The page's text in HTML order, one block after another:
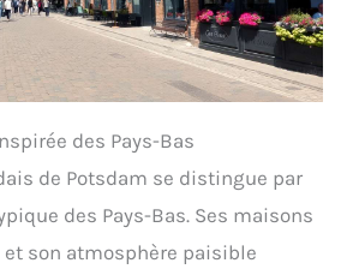
des Pays-Bas
de Potsdam se distingue par
des Pays-Bas. Ses maisons
son atmosphère paisible